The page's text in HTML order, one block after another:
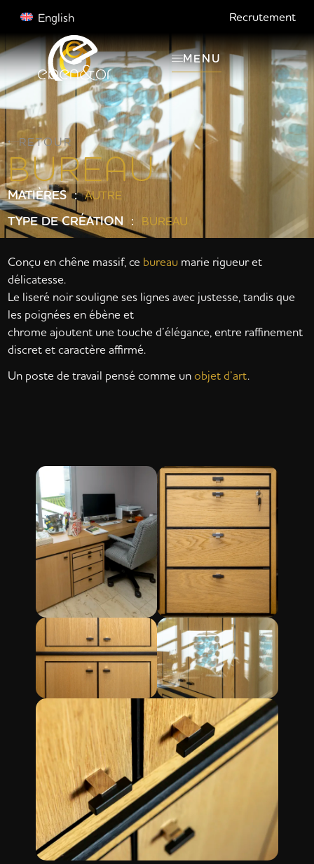
Recrutement
English
MENU
RETOUR
BUREAU
MATIÈRES :AUTRE
TYPE DE CRÉATION : BUREAU
Conçu en chêne massif, ce bureau marie rigueur et
délicatesse.
Le liseré noir souligne ses lignes avec justesse, tandis que
les poignées en ébène et
chrome ajoutent une touche d’élégance, entre raffinement
discret et caractère affirmé.
Un poste de travail pensé comme unobjet d’art.